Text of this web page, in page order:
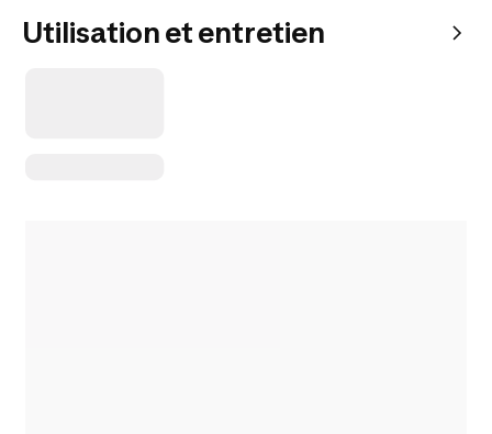
Utilisation et entretien